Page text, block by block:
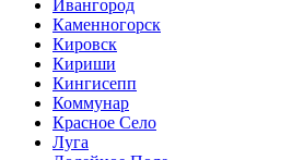
Ивангород
Каменногорск
Кировск
Кириши
Кингисепп
Коммунар
Красное Село
Луга